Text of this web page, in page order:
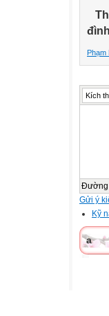
Phạm
Kích
Đường
Gửi ý
Kỹ
a